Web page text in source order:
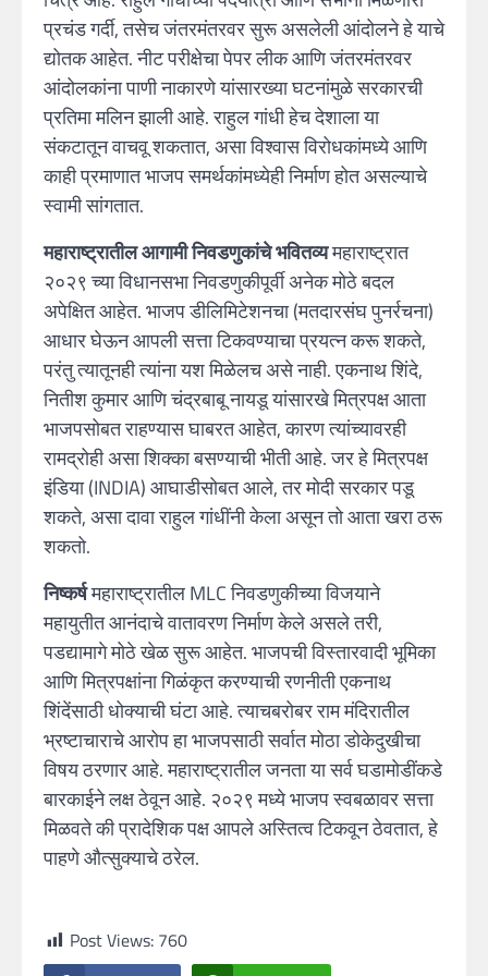
प्रचंड गर्दी, तसेच जंतरमंतरवर सुरू असलेली आंदोलने हे याचे
द्योतक आहेत. नीट परीक्षेचा पेपर लीक आणि जंतरमंतरवर
आंदोलकांना पाणी नाकारणे यांसारख्या घटनांमुळे सरकारची
प्रतिमा मलिन झाली आहे. राहुल गांधी हेच देशाला या
संकटातून वाचवू शकतात, असा विश्वास विरोधकांमध्ये आणि
काही प्रमाणात भाजप समर्थकांमध्येही निर्माण होत असल्याचे
स्वामी सांगतात.
महाराष्ट्रातील आगामी निवडणुकांचे भवितव्यमहाराष्ट्रात
२०२९ च्या विधानसभा निवडणुकीपूर्वी अनेक मोठे बदल
अपेक्षित आहेत. भाजप डीलिमिटेशनचा (मतदारसंघ पुनर्रचना)
आधार घेऊन आपली सत्ता टिकवण्याचा प्रयत्न करू शकते,
परंतु त्यातूनही त्यांना यश मिळेलच असे नाही. एकनाथ शिंदे,
नितीश कुमार आणि चंद्रबाबू नायडू यांसारखे मित्रपक्ष आता
भाजपसोबत राहण्यास घाबरत आहेत, कारण त्यांच्यावरही
रामद्रोही असा शिक्का बसण्याची भीती आहे. जर हे मित्रपक्ष
इंडिया (INDIA) आघाडीसोबत आले, तर मोदी सरकार पडू
शकते, असा दावा राहुल गांधींनी केला असून तो आता खरा ठरू
शकतो.
निष्कर्षमहाराष्ट्रातील MLC निवडणुकीच्या विजयाने
महायुतीत आनंदाचे वातावरण निर्माण केले असले तरी,
पडद्यामागे मोठे खेळ सुरू आहेत. भाजपची विस्तारवादी भूमिका
आणि मित्रपक्षांना गिळंकृत करण्याची रणनीती एकनाथ
शिंदेंसाठी धोक्याची घंटा आहे. त्याचबरोबर राम मंदिरातील
भ्रष्टाचाराचे आरोप हा भाजपसाठी सर्वात मोठा डोकेदुखीचा
विषय ठरणार आहे. महाराष्ट्रातील जनता या सर्व घडामोडींकडे
बारकाईने लक्ष ठेवून आहे. २०२९ मध्ये भाजप स्वबळावर सत्ता
मिळवते की प्रादेशिक पक्ष आपले अस्तित्व टिकवून ठेवतात, हे
पाहणे औत्सुक्याचे ठरेल.
Post Views: 760